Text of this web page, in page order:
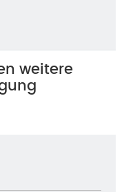
weitere